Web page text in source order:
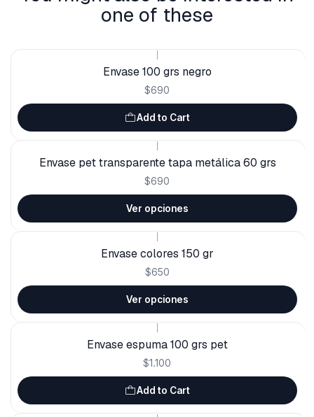
one of these
Envase 100 grs negro
$690
Add to Cart
Envase pet transparente tapa metálica 60 grs
$690
Ver opciones
Envase colores 150 gr
$650
Ver opciones
Envase espuma 100 grs pet
$1.100
Add to Cart